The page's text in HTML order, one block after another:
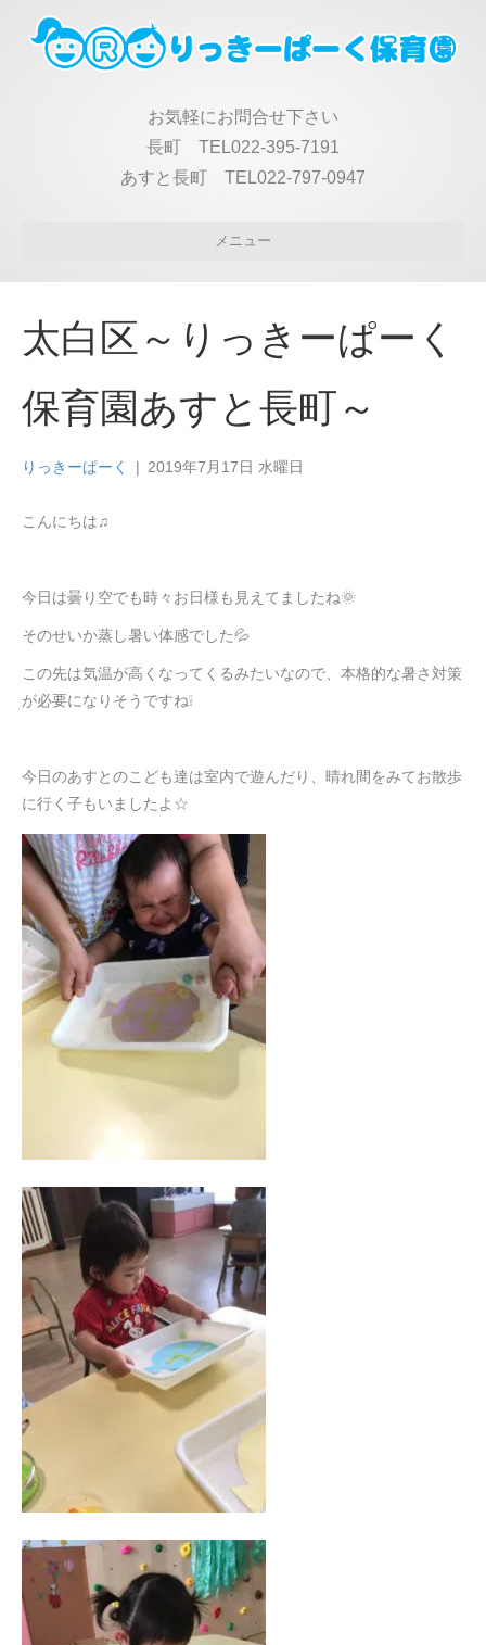
お気軽にお問合せ下さい
長町 TEL022-395-7191
あすと長町 TEL022-797-0947
メニュー
太白区～りっきーぱーく
保育園あすと長町～
りっきーぱーく | 2019年7月17日 水曜日
こんにちは♫
今日は曇り空でも時々お日様も見えてましたね🌞
そのせいか蒸し暑い体感でした💦
この先は気温が高くなってくるみたいなので、本格的な暑さ対策
が必要になりそうですね❕
今日のあすとのこども達は室内で遊んだり、晴れ間をみてお散歩
に行く子もいましたよ☆